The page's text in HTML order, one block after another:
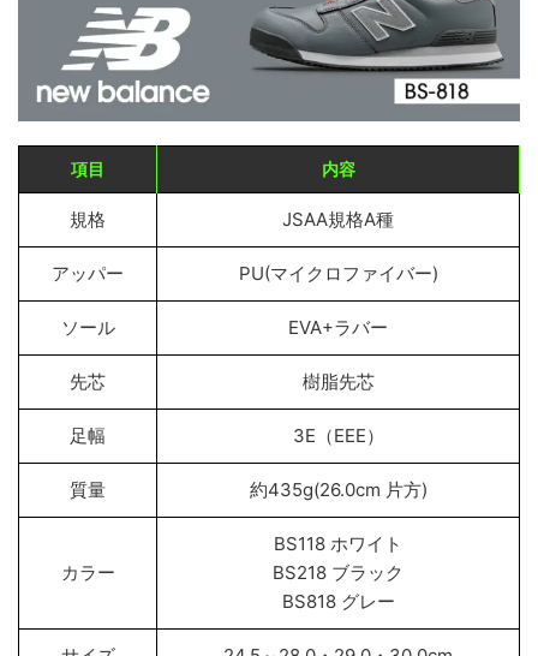
項目 内容
規格 JSAA規格A種
アッパー PU(マイクロファイバー)
ソール EVA+ラバー
先芯 樹脂先芯
足幅 3E（EEE）
質量 約435g(26.0cm 片方)
カラー
BS118 ホワイト
BS218 ブラック
BS818 グレー